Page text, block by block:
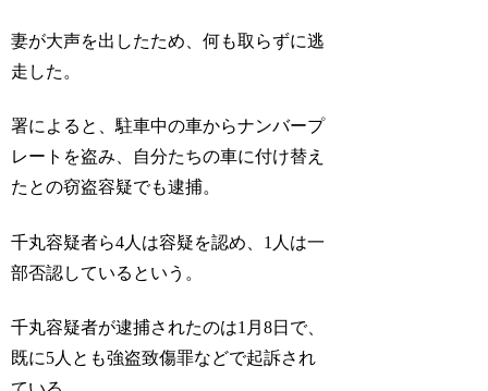
妻が大声を出したため、何も取らずに逃
走した。
署によると、駐車中の車からナンバープ
レートを盗み、自分たちの車に付け替え
たとの窃盗容疑でも逮捕。
千丸容疑者ら4人は容疑を認め、1人は一
部否認しているという。
千丸容疑者が逮捕されたのは1月8日で、
既に5人とも強盗致傷罪などで起訴され